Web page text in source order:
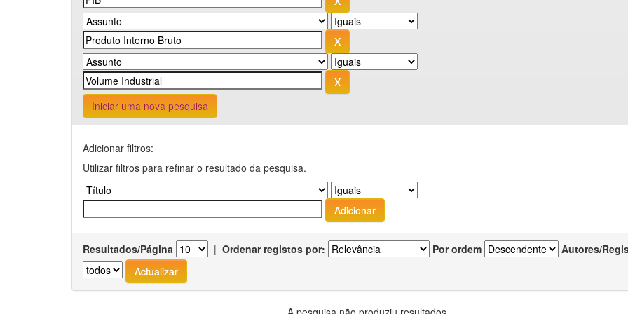
Iniciar uma nova pesquisa
Adicionar filtros:
Utilizar filtros para refinar o resultado da pesquisa.
Resultados/Página | Ordenar registos por: Por ordem Autores/